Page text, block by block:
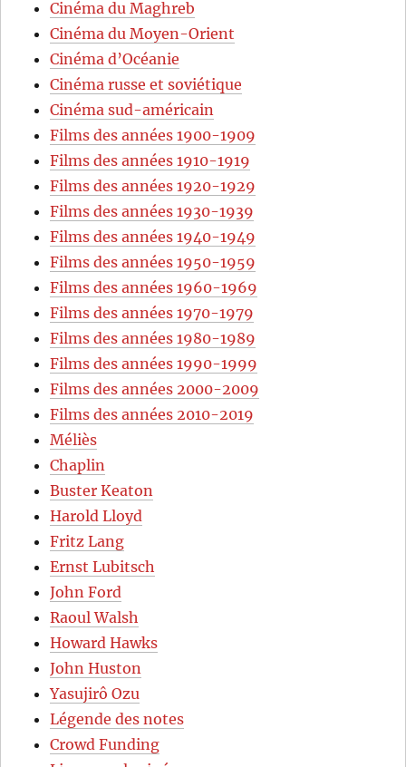
Cinéma du Maghreb
Cinéma du Moyen-Orient
Cinéma d’Océanie
Cinéma russe et soviétique
Cinéma sud-américain
Films des années 1900-1909
Films des années 1910-1919
Films des années 1920-1929
Films des années 1930-1939
Films des années 1940-1949
Films des années 1950-1959
Films des années 1960-1969
Films des années 1970-1979
Films des années 1980-1989
Films des années 1990-1999
Films des années 2000-2009
Films des années 2010-2019
Méliès
Chaplin
Buster Keaton
Harold Lloyd
Fritz Lang
Ernst Lubitsch
John Ford
Raoul Walsh
Howard Hawks
John Huston
Yasujirô Ozu
Légende des notes
Crowd Funding